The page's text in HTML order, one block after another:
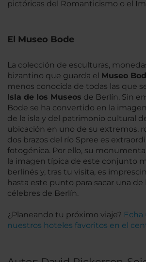
pictóricas del Romanticismo o el
El Museo Bode
La colección de esculturas,
bizantino que guarda el Museo
menos conocida de todas las que
Isla de los Museos de Berlín. Sin
Bode se ha convertido en la
de la isla y del patrimonio cultural
ubicación en uno de su extremos,
dos brazos del río Spree es
fotogénica. Por ello, su
la imagen típica de este conjunto
berlinés y, tras tu visita, es
hasta este punto para sacar una de
célebres de Berlín.
¿Planeando tu próximo viaje? Echa
nuestros hoteles favoritos en el